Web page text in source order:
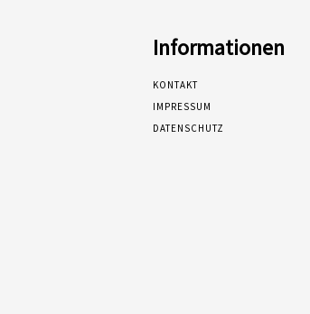
Informationen
KONTAKT
IMPRESSUM
DATENSCHUTZ